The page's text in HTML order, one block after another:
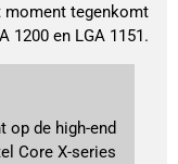
tegenkomt
1200 en LGA 1151.
op de high-end
Core X-series